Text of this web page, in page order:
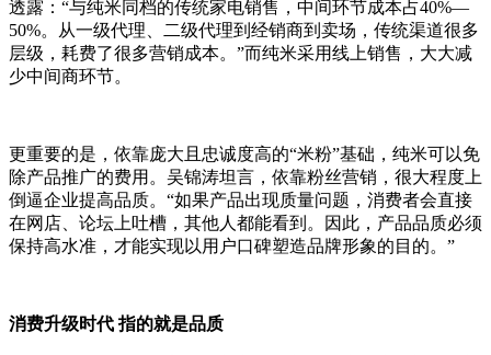
透露：“与纯米同档的传统家电销售，中间环节成本占40%—
50%。从一级代理、二级代理到经销商到卖场，传统渠道很多
层级，耗费了很多营销成本。”而纯米采用线上销售，大大减
少中间商环节。
更重要的是，依靠庞大且忠诚度高的“米粉”基础，纯米可以免
除产品推广的费用。吴锦涛坦言，依靠粉丝营销，很大程度上
倒逼企业提高品质。“如果产品出现质量问题，消费者会直接
在网店、论坛上吐槽，其他人都能看到。因此，产品品质必须
保持高水准，才能实现以用户口碑塑造品牌形象的目的。”
消费升级时代 指的就是品质